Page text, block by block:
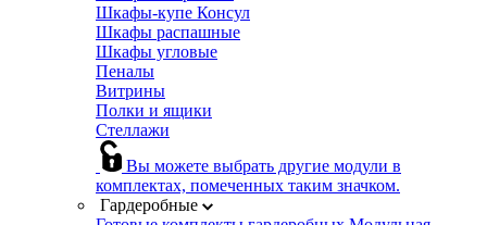
Шкафы-купе Консул
Шкафы распашные
Шкафы угловые
Пеналы
Витрины
Полки и ящики
Стеллажи
Вы можете выбрать другие модули в
комплектах, помеченных таким значком.
Гардеробные